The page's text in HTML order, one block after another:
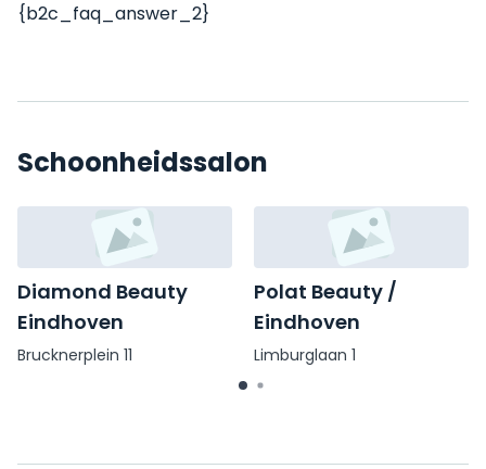
{b2c_faq_answer_2}
Schoonheidssalon
Diamond Beauty
Eindhoven
Brucknerplein 11
Polat Beauty /
Eindhoven
Limburglaan 1